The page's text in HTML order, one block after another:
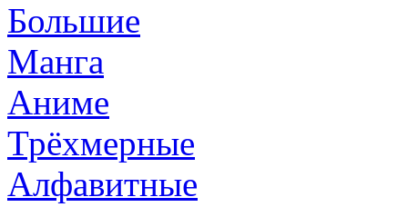
Большие
Манга
Аниме
Трёхмерные
Алфавитные